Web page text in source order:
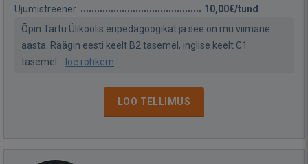
Ujumistreener
10,00€/tund
Õpin Tartu Ülikoolis eripedagoogikat ja see on mu viimane
aasta. Räägin eesti keelt B2 tasemel, inglise keelt C1
tasemel...
loe rohkem
LOO TELLIMUS